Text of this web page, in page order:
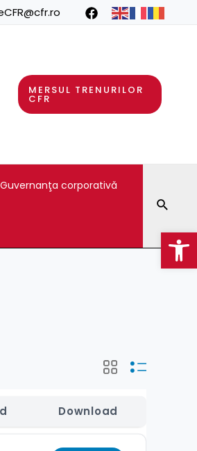
MERSUL TRENURILOR
CFR
Guvernanţa corporativă
Download